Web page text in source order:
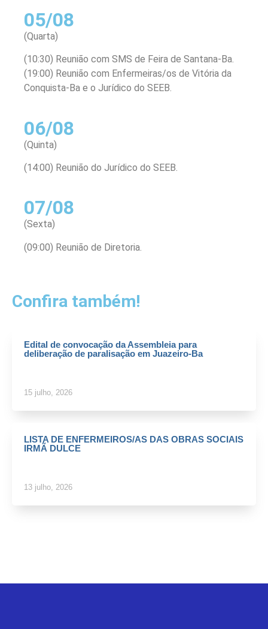
05/08
(Quarta)
(10:30) Reunião com SMS de Feira de Santana-Ba.
(19:00) Reunião com Enfermeiras/os de Vitória da
Conquista-Ba e o Jurídico do SEEB.
06/08
(Quinta)
(14:00) Reunião do Jurídico do SEEB.
07/08
(Sexta)
(09:00) Reunião de Diretoria.
Confira também!
Edital de convocação da Assembleia para
deliberação de paralisação em Juazeiro-Ba
15 julho, 2026
LISTA DE ENFERMEIROS/AS DAS OBRAS SOCIAIS
IRMÃ DULCE
13 julho, 2026